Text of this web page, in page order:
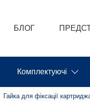
БЛОГ
Комплектуючі
Гайка для фіксації